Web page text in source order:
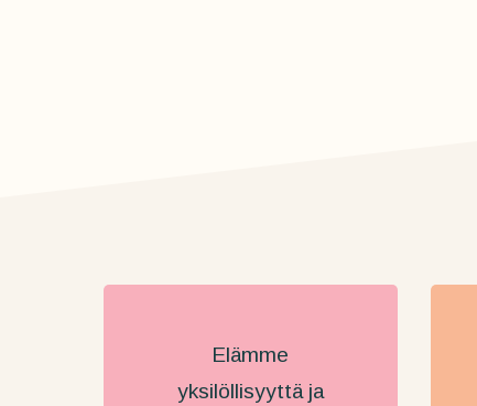
Elämme
yksilöllisyyttä ja